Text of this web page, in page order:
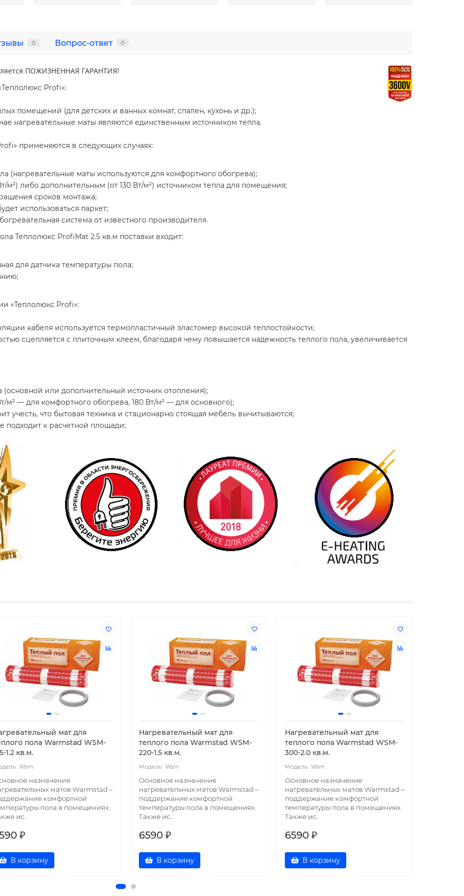
0 Вопрос-ответ 0
ПОЖИЗНЕННАЯ ГАРАНТИЯ!
Profi»:
помещений (для детских и ванных комнат, спален, кухонь и др.);
нагревательные маты являются единственным источником тепла.
применяются в следующих случаях:
(нагревательные маты используются для комфортного обогрева);
м²) либо дополнительным (от 130 Вт/м²) источником тепла для помещения;
сроков монтажа;
использоваться паркет;
система от известного производителя.
Теплолюкс ProfiMat 2.5 кв.м поставки входит:
для датчика температуры пола;
«Теплолюкс Profi»:
кабеля используется термопластичный эластомер высокой теплостойкости;
сцепляется с плиточным клеем, благодаря чему повышается надежность теплого пола, увеличивается
(основной или дополнительный источник отопления);
— для комфортного обогрева, 180 Вт/м² — для основного);
учесть, что бытовая техника и стационарно стоящая мебель вычитываются;
подходит к расчетной площади;
мат для
пола Warmstad WSM-
1.2 кв.м.
Wsm
назначение
матов Warmstad –
комфортной
пола в помещениях.
ис..
₽
В корзину
Нагревательный мат для
теплого пола Warmstad WSM-
220-1.5 кв.м.
Wsm
Основное назначение
нагревательных матов Warmstad –
поддержание комфортной
температуры пола в помещениях.
Также ис..
6590 ₽
В корзину
Нагревательный мат для
теплого пола Warmstad WSM-
300-2.0 кв.м.
Wsm
Основное назначение
нагревательных матов Warmstad –
поддержание комфортной
температуры пола в помещениях.
Также ис..
6590 ₽
В корзину